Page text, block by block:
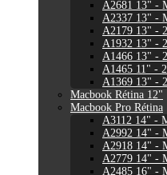
A2681 13" -
A2337 13" -
A2179 13" -
A1932 13" -
A1466 13" -
A1465 11" -
A1369 13" -
Macbook Rétina 12"
Macbook Pro Rétina
A3112 14" -
A2992 14" -
A2918 14" -
A2779 14" -
A2485 16" -